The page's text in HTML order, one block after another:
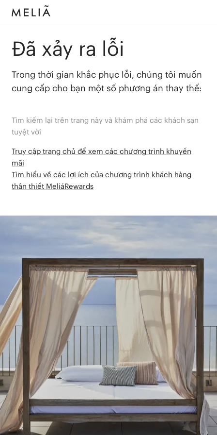
Đã xảy ra lỗi
Trong thời gian khắc phục lỗi, chúng tôi muốn
cung cấp cho bạn một số phương án thay thế:
Tìm kiếm lại trên trang này và khám phá các khách sạn
tuyệt vời
Truy cập trang chủ để xem các chương trình khuyến
mãi
Tìm hiểu về các lợi ích của chương trình khách hàng
thân thiết MeliáRewards